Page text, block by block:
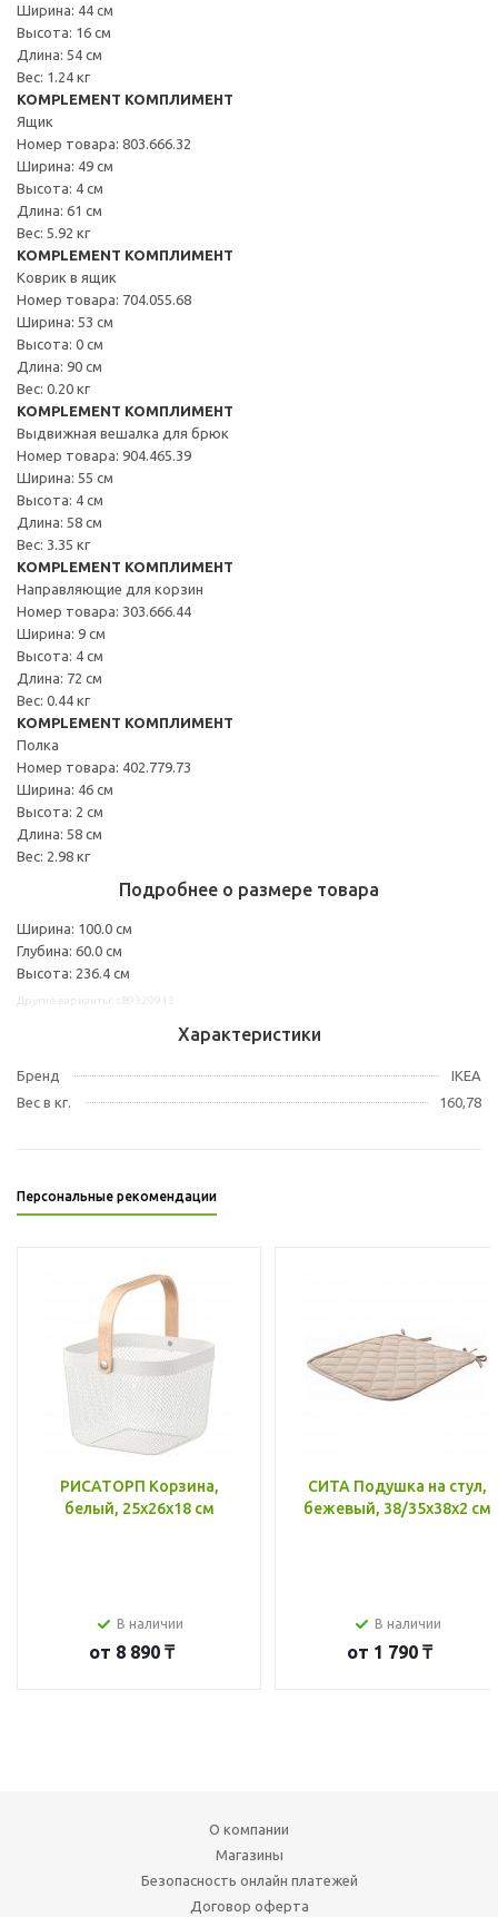
Ширина: 44 см
Высота: 16 см
Длина: 54 см
Вес: 1.24 кг
KOMPLEMENT КОМПЛИМЕНТ
Ящик
Номер товара: 803.666.32
Ширина: 49 см
Высота: 4 см
Длина: 61 см
Вес: 5.92 кг
KOMPLEMENT КОМПЛИМЕНТ
Коврик в ящик
Номер товара: 704.055.68
Ширина: 53 см
Высота: 0 см
Длина: 90 см
Вес: 0.20 кг
KOMPLEMENT КОМПЛИМЕНТ
Выдвижная вешалка для брюк
Номер товара: 904.465.39
Ширина: 55 см
Высота: 4 см
Длина: 58 см
Вес: 3.35 кг
KOMPLEMENT КОМПЛИМЕНТ
Направляющие для корзин
Номер товара: 303.666.44
Ширина: 9 см
Высота: 4 см
Длина: 72 см
Вес: 0.44 кг
KOMPLEMENT КОМПЛИМЕНТ
Полка
Номер товара: 402.779.73
Ширина: 46 см
Высота: 2 см
Длина: 58 см
Вес: 2.98 кг
Подробнее о размере товара
Ширина: 100.0 см
Глубина: 60.0 см
Высота: 236.4 см
Характеристики
Бренд
IKEA
Вес в кг.
160,78
Персональные рекомендации
РИСАТОРП Корзина,
белый, 25x26x18 см
В наличии
от 8 890 ₸
СИТА Подушка на стул,
бежевый, 38/35x38x2 см
В наличии
от 1 790 ₸
О компании
Магазины
Безопасность онлайн платежей
Договор оферта